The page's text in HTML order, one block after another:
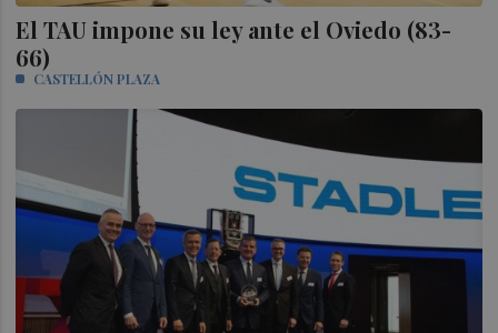
El TAU impone su ley ante el Oviedo (83-
66)
CASTELLÓN PLAZA